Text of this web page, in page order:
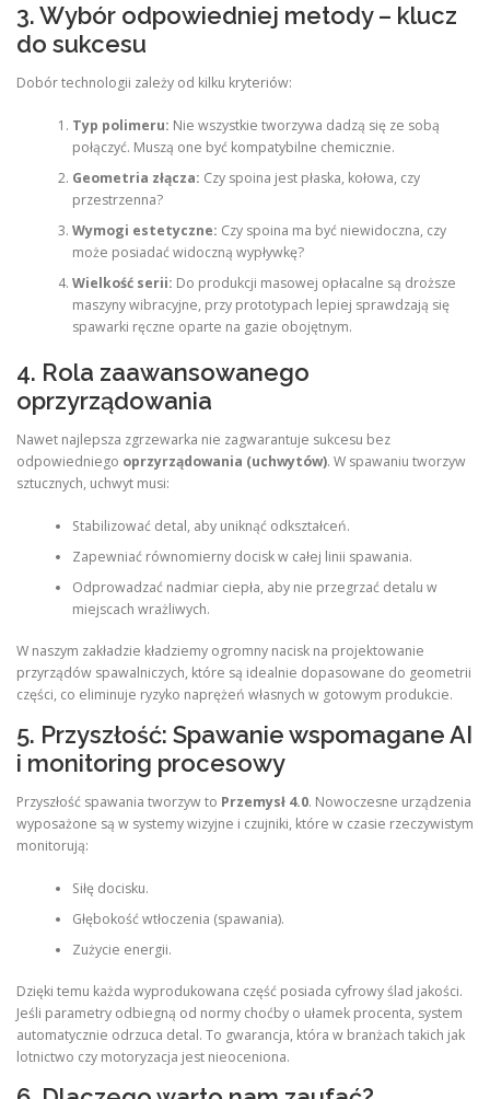
3. Wybór odpowiedniej metody – klucz
do sukcesu
Dobór technologii zależy od kilku kryteriów:
Typ polimeru: Nie wszystkie tworzywa dadzą się ze sobą
połączyć. Muszą one być kompatybilne chemicznie.
Geometria złącza: Czy spoina jest płaska, kołowa, czy
przestrzenna?
Wymogi estetyczne: Czy spoina ma być niewidoczna, czy
może posiadać widoczną wypływkę?
Wielkość serii: Do produkcji masowej opłacalne są droższe
maszyny wibracyjne, przy prototypach lepiej sprawdzają się
spawarki ręczne oparte na gazie obojętnym.
4. Rola zaawansowanego
oprzyrządowania
Nawet najlepsza zgrzewarka nie zagwarantuje sukcesu bez
odpowiedniego oprzyrządowania (uchwytów). W spawaniu tworzyw
sztucznych, uchwyt musi:
Stabilizować detal, aby uniknąć odkształceń.
Zapewniać równomierny docisk w całej linii spawania.
Odprowadzać nadmiar ciepła, aby nie przegrzać detalu w
miejscach wrażliwych.
W naszym zakładzie kładziemy ogromny nacisk na projektowanie
przyrządów spawalniczych, które są idealnie dopasowane do geometrii
części, co eliminuje ryzyko naprężeń własnych w gotowym produkcie.
5. Przyszłość: Spawanie wspomagane AI
i monitoring procesowy
Przyszłość spawania tworzyw to Przemysł 4.0. Nowoczesne urządzenia
wyposażone są w systemy wizyjne i czujniki, które w czasie rzeczywistym
monitorują:
Siłę docisku.
Głębokość wtłoczenia (spawania).
Zużycie energii.
Dzięki temu każda wyprodukowana część posiada cyfrowy ślad jakości.
Jeśli parametry odbiegną od normy choćby o ułamek procenta, system
automatycznie odrzuca detal. To gwarancja, która w branżach takich jak
lotnictwo czy motoryzacja jest nieoceniona.